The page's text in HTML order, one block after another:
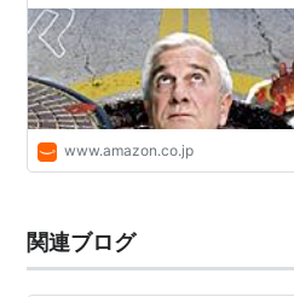
www.amazon.co.jp
関連ブログ